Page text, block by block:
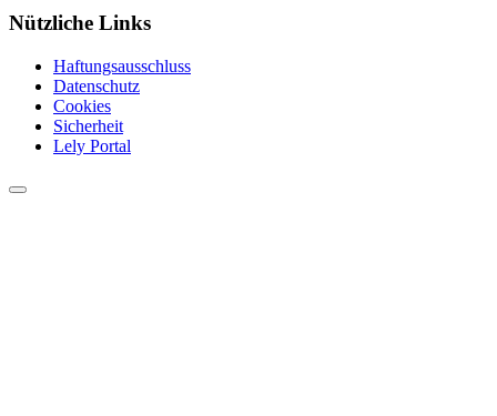
Nützliche Links
Haftungsausschluss
Datenschutz
Cookies
Sicherheit
Lely Portal